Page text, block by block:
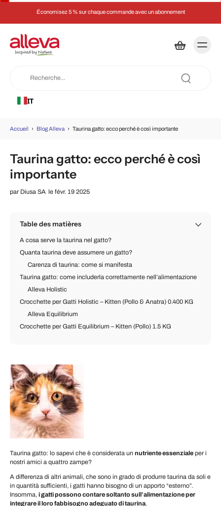
Économisez 5 % sur chaque commande avec un abonnement
IT
Accueil › Blog Alleva › Taurina gatto: ecco perché è così importante
Taurina gatto: ecco perché è così
importante
par Diusa SA le févr. 19 2025
Table des matières
A cosa serve la taurina nel gatto?
Quanta taurina deve assumere un gatto?
Carenza di taurina: come si manifesta
Taurina gatto: come includerla correttamente nell’alimentazione
Alleva Holistic
Crocchette per Gatti Holistic – Kitten (Pollo & Anatra) 0.400 KG
Alleva Equilibrium
Crocchette per Gatti Equilibrium – Kitten (Pollo) 1.5 KG
Taurina gatto: lo sapevi che è considerata un nutriente essenziale per i
nostri amici a quattro zampe?
A differenza di altri animali, che sono in grado di produrre taurina da soli e
in quantità sufficienti, i gatti hanno bisogno di un apporto “esterno”.
Insomma, i gatti possono contare soltanto sull’alimentazione per
integrare il loro fabbisogno adeguato di taurina.